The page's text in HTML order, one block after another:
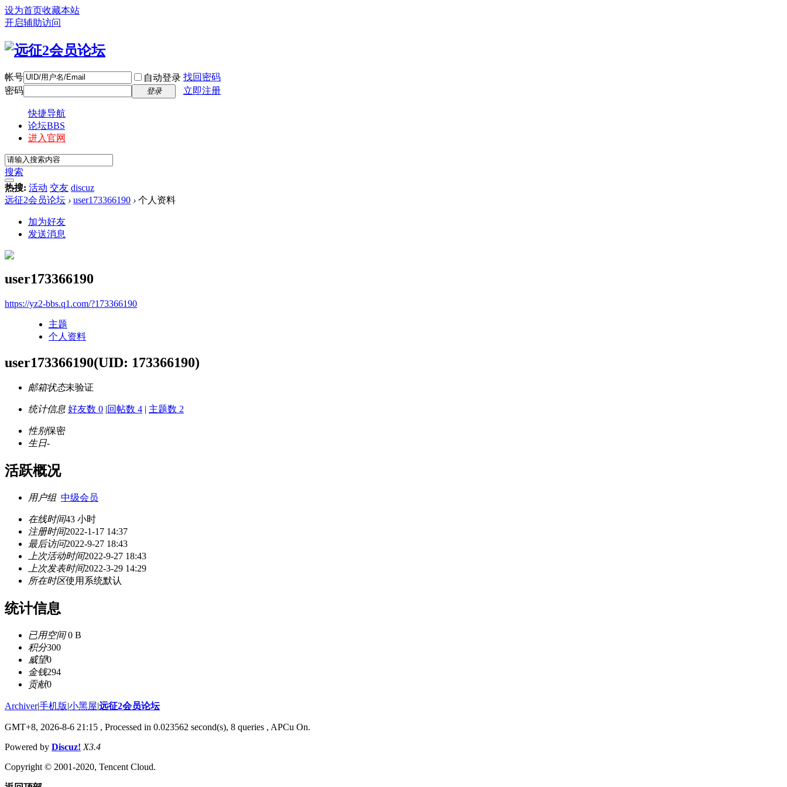
设为首页收藏本站
开启辅助访问
帐号 自动登录 找回密码
密码
登录 立即注册
快捷导航
论坛BBS
进入官网
搜索
热搜: 活动 交友 discuz
远征2会员论坛 › user173366190 › 个人资料
加为好友
发送消息
user173366190
https://yz2-bbs.q1.com/?173366190
主题
个人资料
user173366190(UID: 173366190)
邮箱状态未验证
统计信息 好友数 0 |回帖数 4 | 主题数 2
性别保密
生日-
活跃概况
用户组 中级会员
在线时间43 小时
注册时间2022-1-17 14:37
最后访问2022-9-27 18:43
上次活动时间2022-9-27 18:43
上次发表时间2022-3-29 14:29
所在时区使用系统默认
统计信息
已用空间0 B
积分300
威望0
金钱294
贡献0
Archiver|手机版|小黑屋|远征2会员论坛
GMT+8, 2026-8-6 21:15 , Processed in 0.023562 second(s), 8 queries , APCu On.
Powered by Discuz! X3.4
Copyright © 2001-2020, Tencent Cloud.